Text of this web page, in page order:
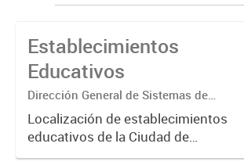
Establecimientos
Educativos
Dirección General de Sistemas de
Información Geográfica
Localización de establecimientos
educativos de la Ciudad de
Corrientes